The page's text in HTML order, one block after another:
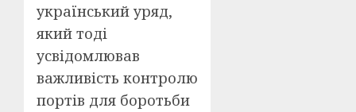
український уряд,
який тоді
усвідомлював
важливість контролю
портів для боротьби